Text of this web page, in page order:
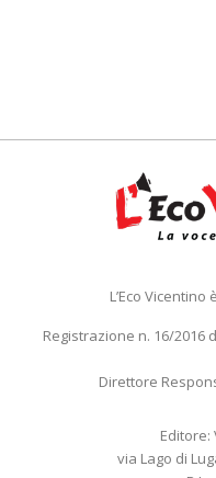
L’Eco
Registrazione n. 16/2016
Direttore
Editore:
via Lago di